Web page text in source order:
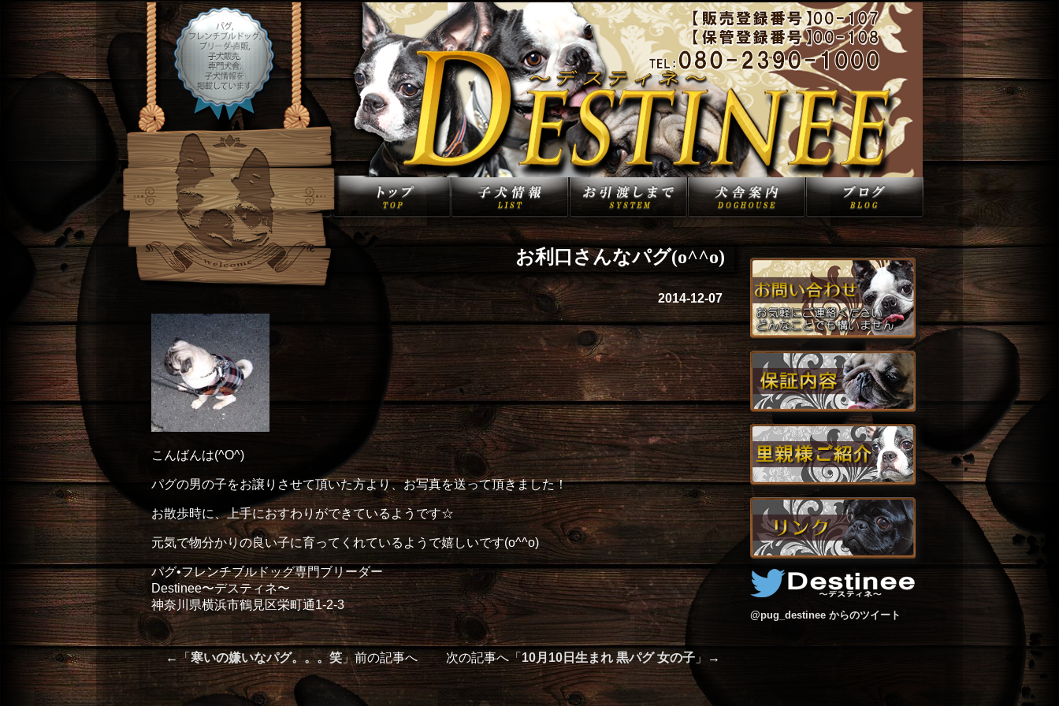
お利口さんなパグ(o^^o)
2014-12-07
こんばんは(^O^)
パグの男の子をお譲りさせて頂いた方より、お写真を送って頂きました！
お散歩時に、上手におすわりができているようです☆
元気で物分かりの良い子に育ってくれているようで嬉しいです(o^^o)
パグ•フレンチブルドッグ専門ブリーダー
Destinee〜デスティネ〜
神奈川県横浜市鶴見区栄町通1-2-3
←「寒いの嫌いなパグ。。。笑」前の記事へ 次の記事へ「 10月10日生まれ 黒パグ 女の子 」→
@pug_destinee からのツイート